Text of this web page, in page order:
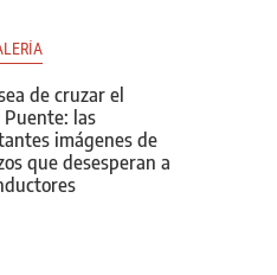
de cruzar el
Puente: las
imágenes de
que desesperan a